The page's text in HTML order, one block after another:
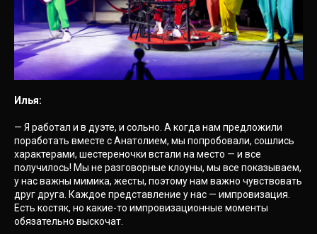
Илья:
— Я работал и в дуэте, и сольно. А когда нам предложили
поработать вместе с Анатолием, мы попробовали, сошлись
характерами, шестереночки встали на место — и все
получилось! Мы не разговорные клоуны, мы все показываем,
у нас важны мимика, жесты, поэтому нам важно чувствовать
друг друга. Каждое представление у нас — импровизация.
Есть костяк, но какие-то импровизационные моменты
обязательно выскочат.